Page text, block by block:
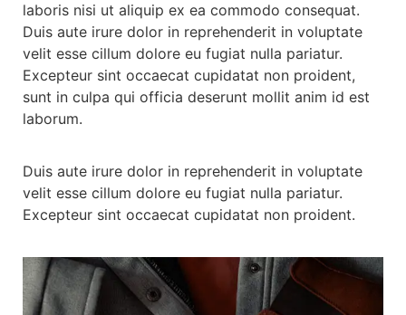
laboris nisi ut aliquip ex ea commodo consequat.
Duis aute irure dolor in reprehenderit in voluptate
velit esse cillum dolore eu fugiat nulla pariatur.
Excepteur sint occaecat cupidatat non proident,
sunt in culpa qui officia deserunt mollit anim id est
laborum.
Duis aute irure dolor in reprehenderit in voluptate
velit esse cillum dolore eu fugiat nulla pariatur.
Excepteur sint occaecat cupidatat non proident.